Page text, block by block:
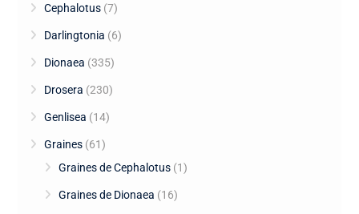
Cephalotus (7)
Darlingtonia (6)
Dionaea (335)
Drosera (230)
Genlisea (14)
Graines (61)
Graines de Cephalotus (1)
Graines de Dionaea (16)